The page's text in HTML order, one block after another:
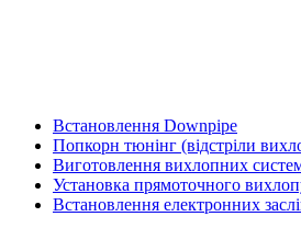
Встановлення Downpipe
Попкорн тюнінг (відстріли
Виготовлення вихлопних
Установка прямоточного
Встановлення електронних